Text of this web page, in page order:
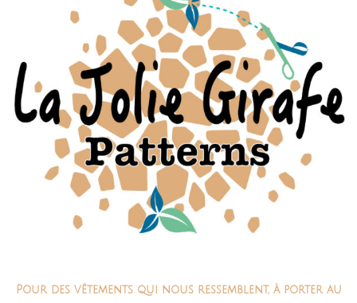
Pour des vêtements qui nous ressemblent, à porter au